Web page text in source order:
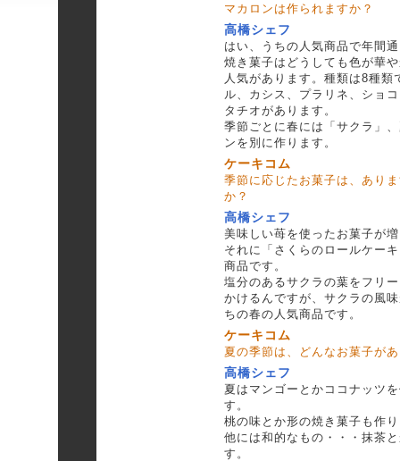
マカロンは作られますか？
高橋シェフ
はい、うちの人気商品で年間
焼き菓子はどうしても色が華
人気があります。種類は8種
ル、カシス、プラリネ、ショ
タチオがあります。
季節ごとに春には「サクラ」
ンを別に作ります。
ケーキコム
季節に応じたお菓子は、あり
か？
高橋シェフ
美味しい苺を使ったお菓子が
それに「さくらのロールケー
商品です。
塩分のあるサクラの葉をフリ
かけるんですが、サクラの風
ちの春の人気商品です。
ケーキコム
夏の季節は、どんなお菓子が
高橋シェフ
夏はマンゴーとかココナッツ
す。
桃の味とか形の焼き菓子も作
他には和的なもの・・・抹茶
す。